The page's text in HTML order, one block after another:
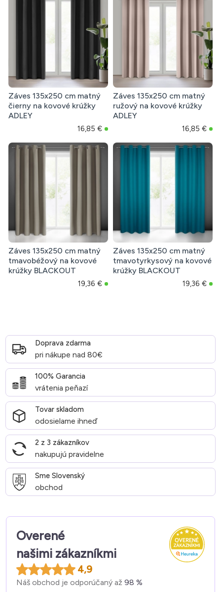
Záves 135x250 cm matný
čierny na kovové krúžky
ADLEY
16,85 €
Záves 135x250 cm matný
ružový na kovové krúžky
ADLEY
16,85 €
Záves 135x250 cm matný
tmavobéžový na kovové
krúžky BLACKOUT
19,36 €
Záves 135x250 cm matný
tmavotyrkysový na kovové
krúžky BLACKOUT
19,36 €
Doprava zdarma
pri nákupe nad 80€
100% Garancia
vrátenia peňazí
Tovar skladom
odosielame ihneď
2 z 3 zákazníkov
nakupujú pravidelne
Sme Slovenský
obchod
Overené
našimi zákazníkmi
4,9
Náš obchod je odporúčaný až 98 %